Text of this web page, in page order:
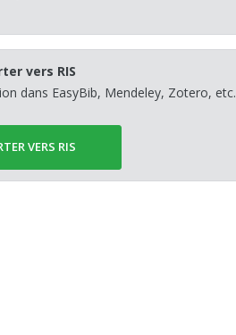
vers RIS
dans EasyBib, Mendeley, Zotero, etc.
VERS RIS